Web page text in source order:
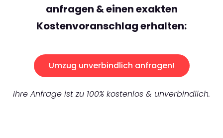
anfragen & einen exakten
Kostenvoranschlag erhalten:
Umzug unverbindlich anfragen!
Ihre Anfrage ist zu 100% kostenlos & unverbindlich.